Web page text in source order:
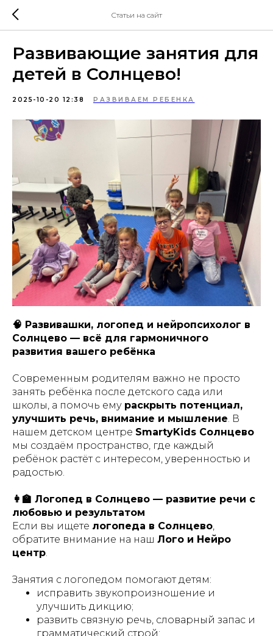
Статьи на сайт
Развивающие занятия для
детей в Солнцево!
2025-10-20 12:38 РАЗВИВАЕМ РЕБЕНКА
🧠 Развивашки, логопед и нейропсихолог в
Солнцево — всё для гармоничного
развития вашего ребёнка
Современным родителям важно не просто
занять ребёнка после детского сада или
школы, а помочь ему раскрыть потенциал,
улучшить речь, внимание и мышление. В
нашем детском центре SmartyKids Солнцево
мы создаём пространство, где каждый
ребёнок растёт с интересом, уверенностью и
радостью.
👩‍🏫 Логопед в Солнцево — развитие речи с
любовью и результатом
Если вы ищете логопеда в Солнцево,
обратите внимание на наш Лого и Нейро
центр.
Занятия с логопедом помогают детям:
исправить звукопроизношение и
улучшить дикцию;
развить связную речь, словарный запас и
грамматический строй;